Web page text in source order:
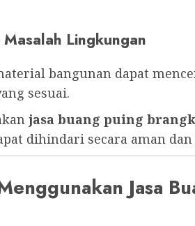
Lingkungan
bangunan dapat
sesuai.
jasa buang puing
dihindari secara aman
Jasa